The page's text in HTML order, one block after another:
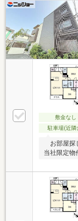
敷金なし
駐車場(近隣
お部屋探
当社限定